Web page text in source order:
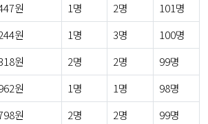
원 1명 2명
101명
원 1명 3명
100명
원 2명 2명
99명
원 1명 1명
98명
원 2명 2명
99명